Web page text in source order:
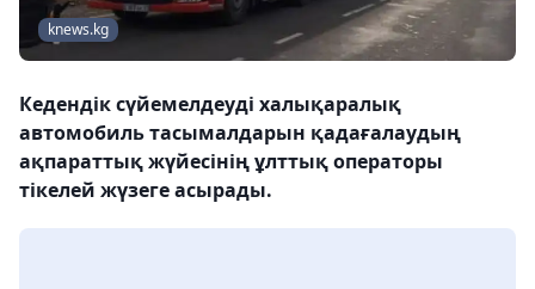
knews.kg
Кедендік сүйемелдеуді халықаралық
автомобиль тасымалдарын қадағалаудың
ақпараттық жүйесінің ұлттық операторы
тікелей жүзеге асырады.